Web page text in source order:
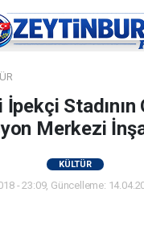
İpekçi Stadının
Merkezi
KÜLTÜR
- 23:09, Güncelleme: